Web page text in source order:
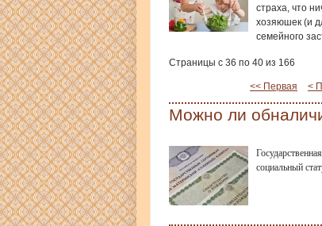
страха, что
хозяюшек (и
семейного
Страницы с 36 по 40 из 166
<< Первая <
Можно ли
социальный